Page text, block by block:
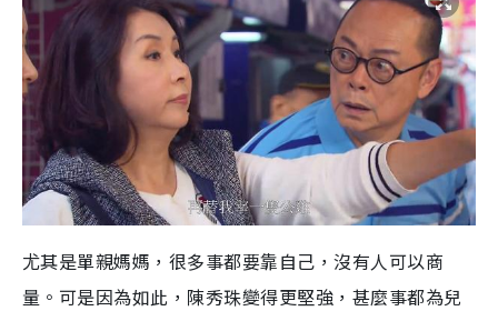
尤其是單親媽媽，很多事都要靠自己，沒有人可以商
量。可是因為如此，陳秀珠變得更堅強，甚麼事都為兒